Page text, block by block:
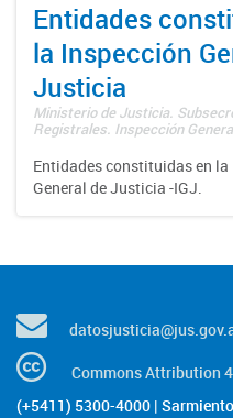
Entidades
la Inspección
Justicia
Ministerio de Justicia.
Registrales. Inspección
Entidades constituidas en la
General de Justicia -IGJ.
Commons Attribution
(+5411) 5300-4000 |